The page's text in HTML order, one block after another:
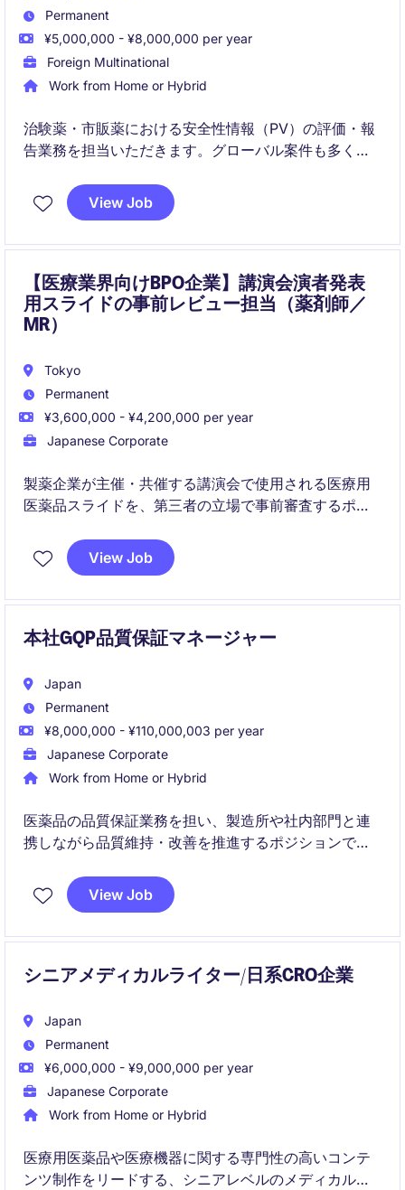
Permanent
¥5,000,000 - ¥8,000,000 per year
Foreign Multinational
Work from Home or Hybrid
治験薬・市販薬における安全性情報（PV）の評価・報
告業務を担当いただきます。グローバル案件も多く、
す。
View Job
【医療業界向けBPO企業】講演会演者発表
用スライドの事前レビュー担当（薬剤師／
MR）
Tokyo
Permanent
¥3,600,000 - ¥4,200,000 per year
Japanese Corporate
製薬企業が主催・共催する講演会で使用される医療用
医薬品スライドを、第三者の立場で事前審査するポジ
き、公平・公正なレビューを行います。
View Job
本社GQP品質保証マネージャー
Japan
Permanent
¥8,000,000 - ¥110,000,003 per year
Japanese Corporate
Work from Home or Hybrid
医薬品の品質保証業務を担い、製造所や社内部門と連
携しながら品質維持・改善を推進するポジションで
実務だけでなく、品質責任者の補佐として品質体制の
View Job
シニアメディカルライター/日系CRO企業
Japan
Permanent
¥6,000,000 - ¥9,000,000 per year
Japanese Corporate
Work from Home or Hybrid
医療用医薬品や医療機器に関する専門性の高いコンテ
ンツ制作をリードする、シニアレベルのメディカルラ